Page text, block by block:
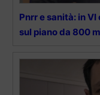
Pnrr e sanità: in
sul piano da 800